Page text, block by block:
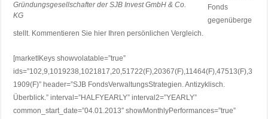
Gründungsgesellschafter der SJB Invest GmbH & Co.
KG
Fonds
gegenüberge
stellt. Kommentieren Sie hier Ihren persönlichen Vergleich.
[marketIKeys showvolatable=”true”
ids=”102,9,1019238,1021817,20,51722(F),20367(F),11464(F),47513(F),3
1909(F)” header=”SJB FondsVerwaltungsStrategien. Antizyklisch.
Überblick.” interval=”HALFYEARLY” interval2=”YEARLY”
common_start_date=”04.01.2013″ showMonthlyPerformances=”true”